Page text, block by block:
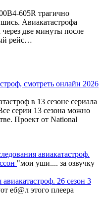
605R трагично
Авиакатастрофа
через две минуты после
рейс…
смотреть онлайн 2026
в 13 сезоне сериала
серии 13 сезона можно
Проект от National
авиакатастроф.
"мои уши.... за озвучку
авиакатастроф. 26 сезон 3
еб@л этого плеера